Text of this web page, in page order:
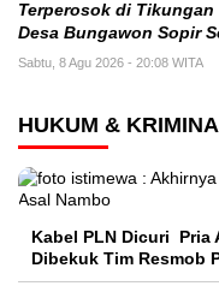
Terperosok di
Desa Bungawon Sopir
Sabtu, 8 Agu 2026 - 20:08 WITA
HUKUM &
Kabel PLN Dicuri Pria
Dibekuk Tim Resmob